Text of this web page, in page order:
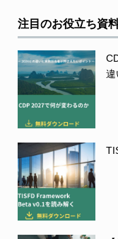
注目のお役立ち資
違